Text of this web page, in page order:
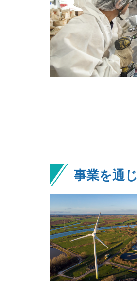
事業を通